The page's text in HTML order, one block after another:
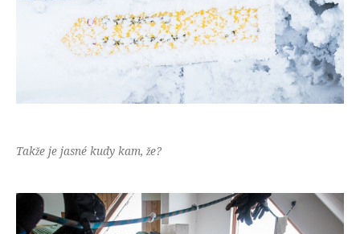
Takže je jasné kudy kam, že?